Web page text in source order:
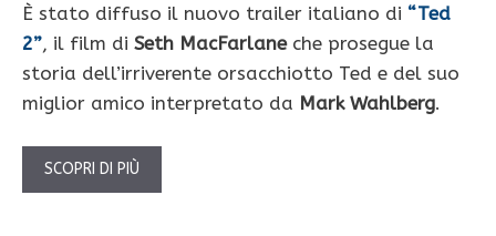
È stato diffuso il nuovo trailer italiano di “Ted
2”, il film di Seth MacFarlaneche prosegue la
storia dell’irriverente orsacchiotto Ted e del suo
miglior amico interpretato da Mark Wahlberg.
SCOPRI DI PIÙ